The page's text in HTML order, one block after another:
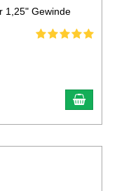
1,25" Gewinde